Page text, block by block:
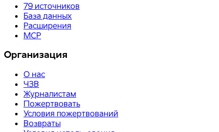
79 источников
База данных
Расширения
MCP
Организация
О нас
ЧЗВ
Журналистам
Пожертвовать
Условия пожертвований
Возвраты